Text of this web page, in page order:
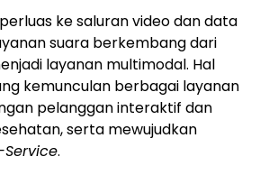
ke saluran video dan data
suara berkembang dari
layanan multimodal. Hal
kemunculan berbagai layanan
pelanggan interaktif dan
serta mewujudkan
.